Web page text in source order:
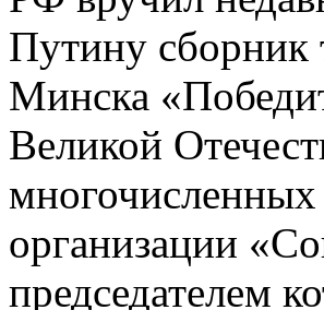
Путину сборник
Минска
Великой
организации
председателем